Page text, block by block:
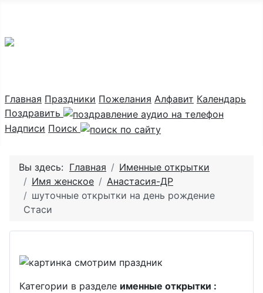
Главная Праздники Пожелания Алфавит Календарь
Поздравить
Надписи Поиск
Вы здесь: Главная
Именные открытки
Имя женское
Анастасия-ДР
шуточные открытки на день рождение
Стаси
Категории в разделе именные открытки :